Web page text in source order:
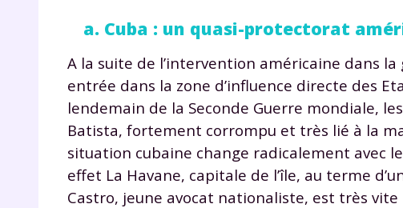
a. Cuba : un quasi-protectorat
A la suite de l’intervention américaine dans
entrée dans la zone d’influence directe des
lendemain de la Seconde Guerre mondiale,
Batista, fortement corrompu et très lié à la
situation cubaine change radicalement avec
effet La Havane, capitale de l’île, au terme
Castro, jeune avocat nationaliste, est très